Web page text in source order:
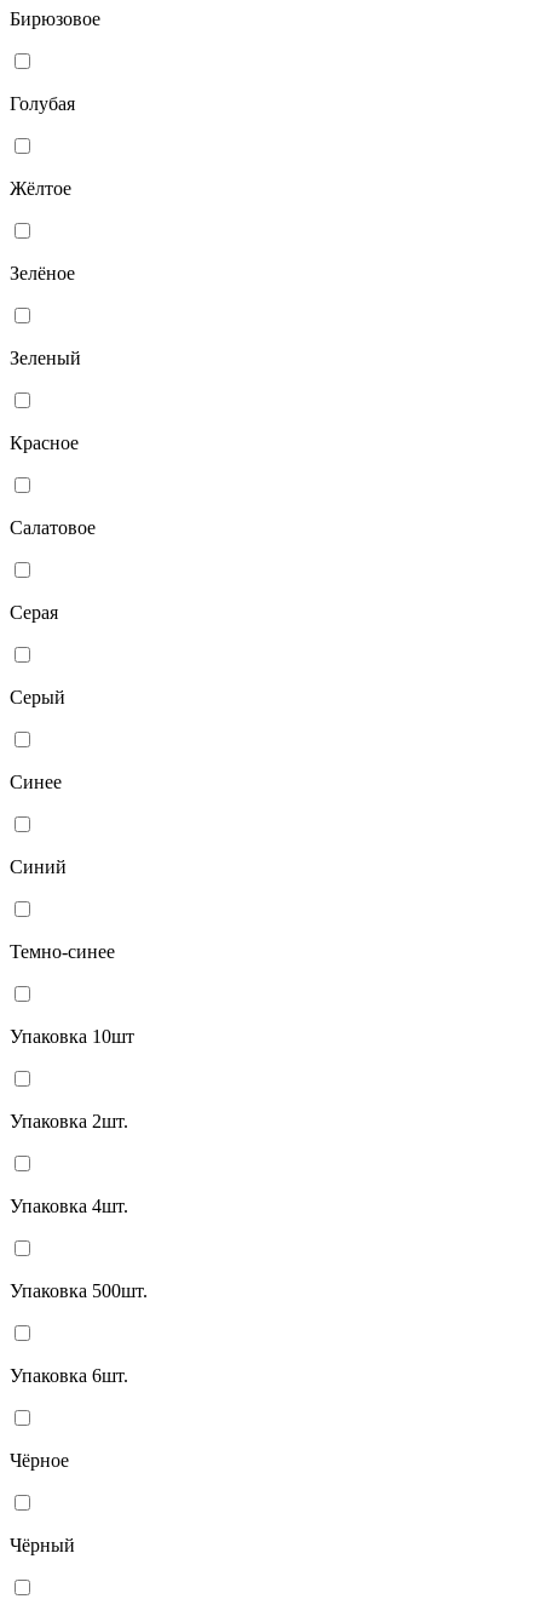
Бирюзовое
Голубая
Жёлтое
Зелёное
Зеленый
Красное
Салатовое
Серая
Серый
Синее
Синий
Темно-синее
Упаковка 10шт
Упаковка 2шт.
Упаковка 4шт.
Упаковка 500шт.
Упаковка 6шт.
Чёрное
Чёрный